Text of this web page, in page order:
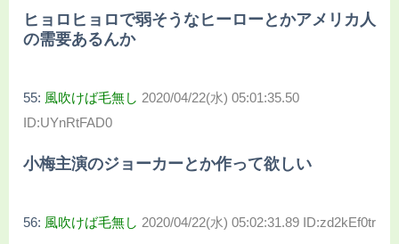
ヒョロヒョロで弱そうなヒーローとかアメリカ人
の需要あるんか
55: 風吹けば毛無し 2020/04/22(水) 05:01:35.50
ID:UYnRtFAD0
小梅主演のジョーカーとか作って欲しい
56: 風吹けば毛無し 2020/04/22(水) 05:02:31.89 ID:zd2kEf0tr